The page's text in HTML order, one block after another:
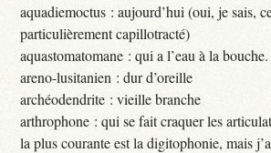
aquadiemoctus : aujourd’hui (oui, je sais,
particulièrement capillotracté)
aquastomatomane : qui a l’eau à la bouche.
areno-lusitanien : dur d’oreille
archéodendrite : vieille branche
arthrophone : qui se fait craquer les
la plus courante est la digitophonie, mais